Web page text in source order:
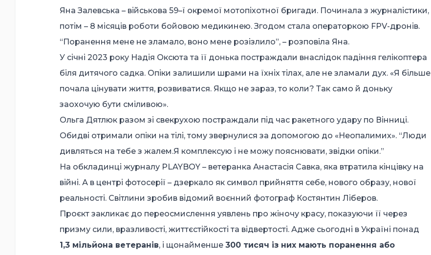
Яна Залевська – військова 59–ї окремої мотопіхотної бригади. Починала з журналістики,
потім – 8 місяців роботи бойовою медикинею. Згодом стала операторкою FPV-дронів.
“Поранення мене не зламало, воно мене розізлило”, – розповіла Яна.
У січні 2023 року Надія Оксюта та її донька постраждали внаслідок падіння гелікоптера
біля дитячого садка. Опіки залишили шрами на їхніх тілах, але не зламали дух. «Я більше
почала цінувати життя, розвиватися. Якщо не зараз, то коли? Так само й доньку
заохочую бути сміливою».
Ольга Дятлюк разом зі свекрухою постраждали під час ракетного удару по Вінниці.
Обидві отримали опіки на тілі, тому звернулися за допомогою до «Неопалимих». “Люди
дивляться на тебе з жалем.Я комплексую і не можу пояснювати, звідки опіки.”
На обкладинці журналу PLAYBOY – ветеранка Анастасія Савка, яка втратила кінцівку на
війні. А в центрі фотосерії – дзеркало як символ прийняття себе, нового образу, нової
реальності. Світлини зробив відомий воєнний фотограф Костянтин Ліберов.
Проєкт закликає до переосмислення уявлень про жіночу красу, показуючи її через
призму сили, вразливості, життєстійкості та відвертості. Адже сьогодні в Україні понад
1,3 мільйона ветеранів, і щонайменше 300 тисяч із них мають поранення або